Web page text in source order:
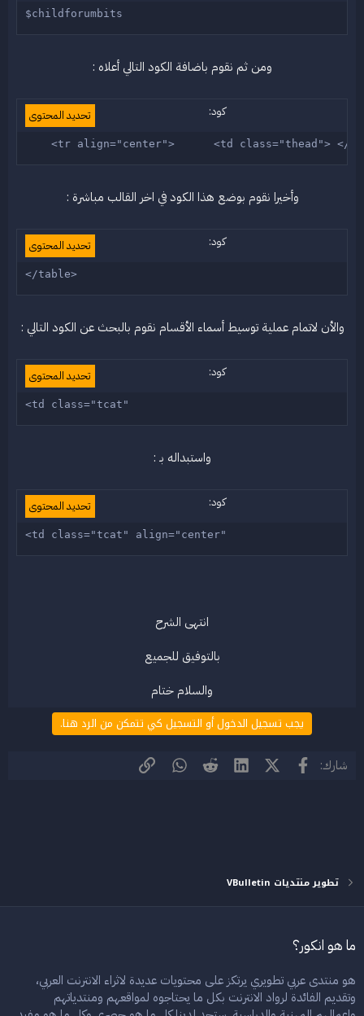
$childforumbits
ومن ثم نقوم باضافة الكود التالي أعلاه :
تحديد المحتوى كود:
<tr align="center">      <td class="thead"> </td>
وأخيرا نقوم بوضع هذا الكود في اخر القالب مباشرة :
تحديد المحتوى كود:
</table>
والأن لاتمام عملية توسيط أسماء الأقسام نقوم بالبحث عن الكود التالي :
تحديد المحتوى كود:
<td class="tcat"
واستبداله بـ :
تحديد المحتوى كود:
<td class="tcat" align="center"
انتهى الشرح
بالتوفيق للجميع
والسلام ختام​
يجب تسجيل الدخول أو التسجيل كي تتمكن من الرد هنا.
شارك: فيسبوك X (Twitter)
LinkedIn
Reddit
WhatsApp
الرابط
تطوير منتديات VBulletin
ما هو انكور؟
هو منتدى عربي تطويري يرتكز على محتويات عديدة لاثراء الانترنت العربي،
وتقديم الفائدة لرواد الانترنت بكل ما يحتاجوه لمواقعهم ومنتدياتهم